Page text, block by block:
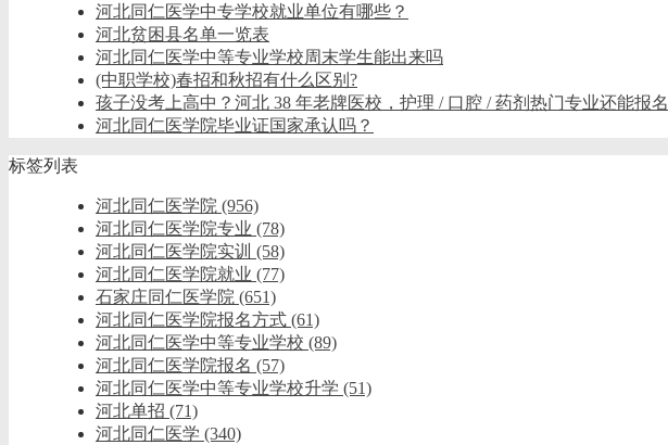
河北同仁医学中专学校就业单位有哪些？
河北贫困县名单一览表
河北同仁医学中等专业学校周末学生能出来吗
(中职学校)春招和秋招有什么区别?
孩子没考上高中？河北 38 年老牌医校，护理 / 口腔 / 药剂热门专业还能报名
河北同仁医学院毕业证国家承认吗？
标签列表
河北同仁医学院 (956)
河北同仁医学院专业 (78)
河北同仁医学院实训 (58)
河北同仁医学院就业 (77)
石家庄同仁医学院 (651)
河北同仁医学院报名方式 (61)
河北同仁医学中等专业学校 (89)
河北同仁医学院报名 (57)
河北同仁医学中等专业学校升学 (51)
河北单招 (71)
河北同仁医学 (340)